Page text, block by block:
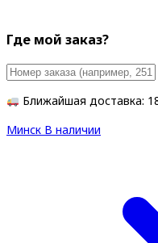
Где мой заказ?
Ближайшая доставка:
Минск В наличии